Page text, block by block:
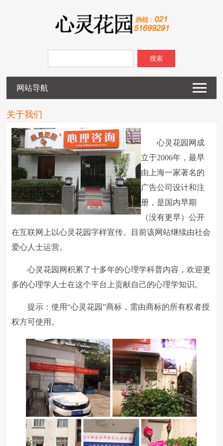
搜索
网站导航
关于我们
心灵花园网成
立于2006年，最早
由上海一家著名的
广告公司设计和注
册，是国内早期
（没有更早）公开
在互联网上以心灵花园字样宣传。目前该网站继续由社会
爱心人士运营。
心灵花园网积累了十多年的心理学科普内容，欢迎更
多的心理学人士在这个平台上贡献自己的心理学知识。
提示：使用“心灵花园”商标，需由商标的所有权者授
权方可使用。